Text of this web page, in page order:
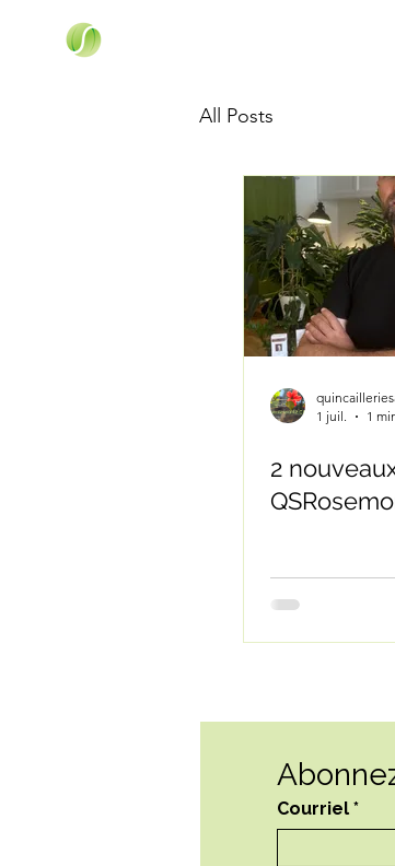
All Posts
1 juil.
1
2
Courriel *